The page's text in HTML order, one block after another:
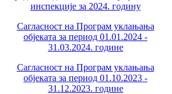
инспекције за 2024. годину
Сагласност на Програм уклањања
објеката за период 01.01.2024 -
31.03.2024. године
Сагласност на Програм уклањања
објеката за период 01.10.2023 -
31.12.2023. године